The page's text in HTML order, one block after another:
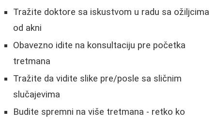
Tražite doktore sa iskustvom u radu sa ožiljcima
od akni
Obavezno idite na konsultaciju pre početka
tretmana
Tražite da vidite slike pre/posle sa sličnim
slučajevima
Budite spremni na više tretmana - retko ko